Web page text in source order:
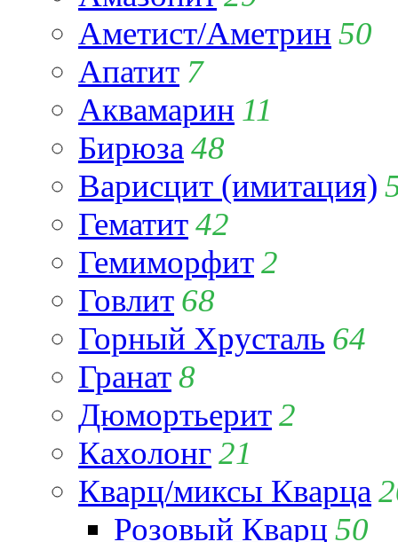
Аметист/Аметрин 50
Апатит 7
Аквамарин 11
Бирюза48
Варисцит (имитация)
Гематит42
Гемиморфит2
Говлит 68
Горный Хрусталь 64
Гранат8
Дюмортьерит2
Кахолонг21
Кварц/миксы Кварца
Розовый Кварц 50